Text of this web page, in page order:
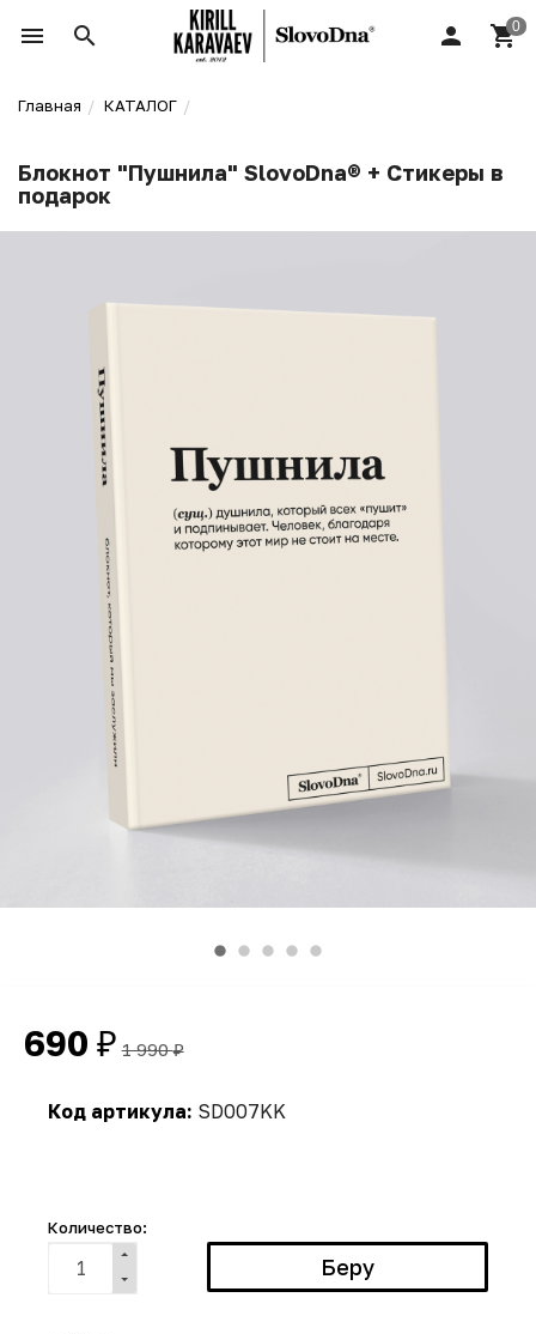
Главная КАТАЛОГ
Блокнот "Пушнила" SlovoDna® + Стикеры в
подарок
690 ₽ 1 990₽
Код артикула: SD007KK
Количество: